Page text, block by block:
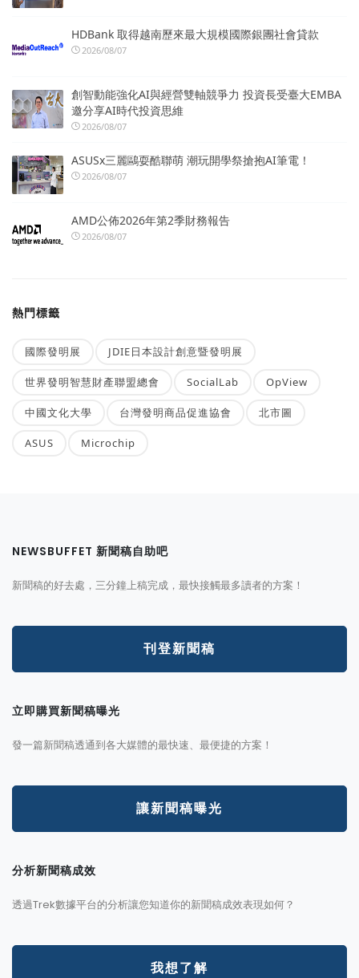
HDBank 取得越南歷來最大規模國際銀團社會貸款
2026/08/07
創智動能強化AI與經營雙軸競爭力 投資長受臺大EMBA
邀分享AI時代投資思維
2026/08/07
ASUSx三麗鷗耍酷聯萌 潮玩開學祭搶抱AI筆電！
2026/08/07
AMD公佈2026年第2季財務報告
2026/08/07
熱門標籤
國際發明展 JDIE日本設計創意暨發明展
世界發明智慧財產聯盟總會 SocialLab OpView
中國文化大學 台灣發明商品促進協會 北市圖
ASUS Microchip
NEWSBUFFET 新聞稿自助吧
新聞稿的好去處，三分鐘上稿完成，最快接觸最多讀者的方案！
刊登新聞稿
立即購買新聞稿曝光
發一篇新聞稿透通到各大媒體的最快速、最便捷的方案！
讓新聞稿曝光
分析新聞稿成效
透過Trek數據平台的分析讓您知道你的新聞稿成效表現如何？
我想了解